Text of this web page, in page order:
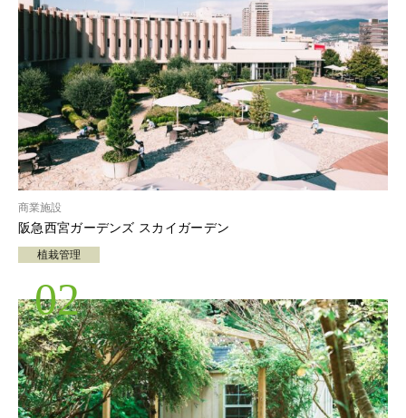
商業施設
阪急西宮ガーデンズ スカイガーデン
植栽管理
02